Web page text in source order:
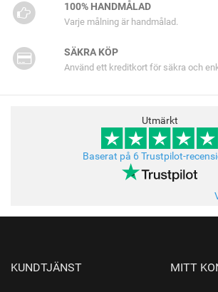
100% HANDMÅLAD
Varje målning är handmålad.
SÄKRA KÖP
Använd ett kreditkort för säkra och
Utmärkt
Baserat på 6 Trustpilot-
KUNDTJÄNST MITT